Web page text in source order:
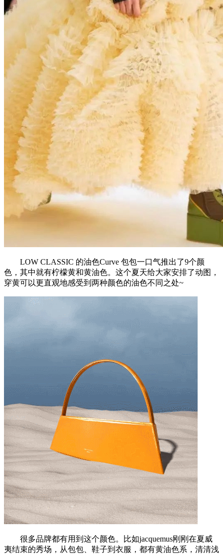
LOW CLASSIC 的油色Curve 包包一口气推出了9个颜
色，其中就有柠檬黄和黄油色。这个夏天给大家安排了动图，
穿黄可以更直观地感受到两种颜色的油色不同之处~
很多品牌都有用到这个颜色。比如jacquemus刚刚在夏威
夷结束的秀场，从包包、鞋子到衣服，都有黄油色系，清清浅